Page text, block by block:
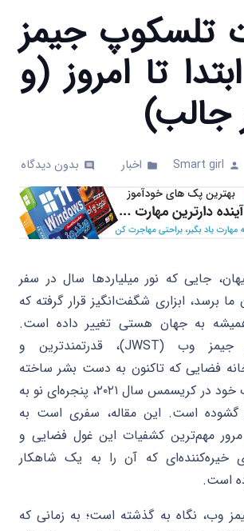
تلسکوپ جیمز
تا امروز (و
person
Smart girl
folder اخبار comments بدون دیدگاه
جایی که نور میلیاردها سال در سفر
برسد، ابزاری شگفت‌انگیز قرار گرفته که
به جهان هستی تغییر داده است.
تلسکوپ فضایی جیمز وب (JWST)، قدرتمندترین و
فضایی که تاکنون به دست بشر ساخته
شده، از زمان پرتاب خود در کریسمس سال ۲۰۲۱، پنجره‌ای نو به
گشوده است. این مقاله، سفری است به
مرور مهم‌ترین کشفیات این غول فضایی و
خیره‌کننده‌ای که آن را به یک شاهکار
است.
وب، نگاه به گذشته است؛ به زمانی که